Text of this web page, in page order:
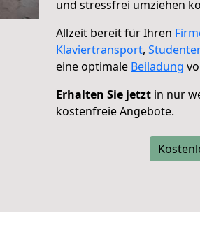
und stressfrei umziehen
Allzeit bereit für Ihren
Klaviertransport,
eine optimale Beiladung
Erhalten Sie jetzt in nur
kostenfreie Angebote.